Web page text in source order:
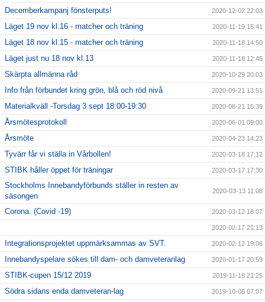
Decemberkampanj fönsterputs! 2020-12-02 22:03
Läget 19 nov kl.16 - matcher och träning 2020-11-19 15:41
Läget 18 nov kl.15 - matcher och träning 2020-11-18 14:50
Läget just nu 18 nov kl.13 2020-11-18 12:45
Skärpta allmänna råd 2020-10-29 20:03
Info från förbundet kring grön, blå och röd nivå 2020-09-21 13:51
Materialkväll -Torsdag 3 sept 18:00-19:30 2020-08-21 15:39
Årsmötesprotokoll 2020-06-01 09:00
Årsmöte 2020-04-23 14:23
Tyvärr får vi ställa in Vårbollen! 2020-03-18 17:12
STIBK håller öppet för träningar 2020-03-17 17:30
Stockholms Innebandyförbunds ställer in resten av
säsongen
2020-03-13 11:08
Corona. (Covid -19) 2020-03-12 18:07
2020-02-17 21:13
Integrationsprojektet uppmärksammas av SVT. 2020-02-12 19:06
Innebandyspelare sökes till dam- och damveteranlag 2020-01-17 20:59
STIBK-cupen 15/12 2019 2019-11-18 21:25
Södra sidans enda damveteran-lag 2019-10-08 07:07